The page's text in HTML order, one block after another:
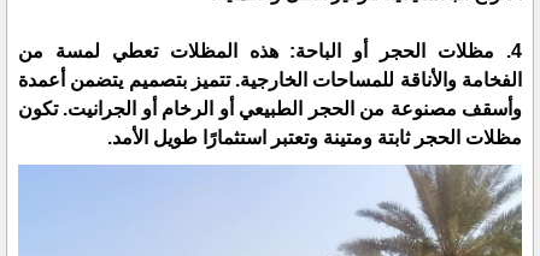
4. مظلات الحجر أو الباحة: هذه المظلات تعطي لمسة من
الفخامة والأناقة للمساحات الخارجية. تتميز بتصميم يتضمن أعمدة
وأسقف مصنوعة من الحجر الطبيعي أو الرخام أو الجرانيت. تكون
مظلات الحجر ثابتة ومتينة وتعتبر استثمارًا طويل الأمد.